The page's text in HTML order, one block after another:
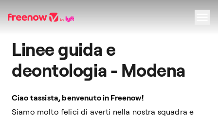
Navigation
Inhalt
Fußzeile
Linee guida e
deontologia - Modena
Ciao tassista, benvenuto in Freenow!
Siamo molto felici di averti nella nostra squadra e